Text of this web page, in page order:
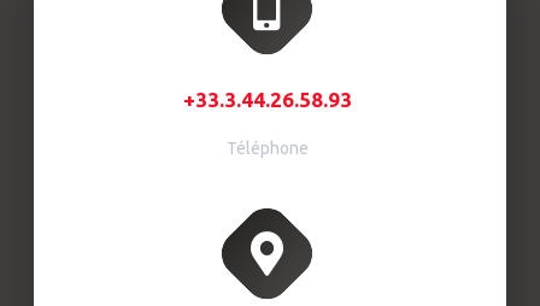
+33.3.44.26.58.93
Téléphone